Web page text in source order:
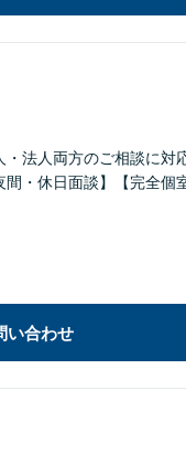
法人両方のご相談に対
・休日面談】【完全個
い合わせ